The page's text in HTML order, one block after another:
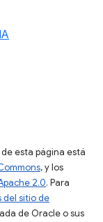
esta página está
, y los
2.0. Para
del sitio de
de Oracle o sus